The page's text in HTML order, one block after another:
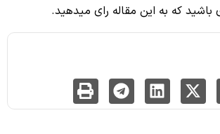
باشید که به این مقاله رای میدهید.